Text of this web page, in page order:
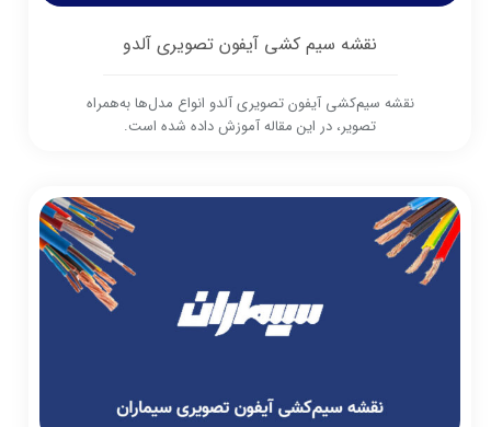
نقشه سیم کشی آیفون تصویری آلدو
نقشه سیم‌کشی آیفون تصویری آلدو انواع مدل‌ها به‌همراه
تصویر، در این مقاله آموزش داده شده است.